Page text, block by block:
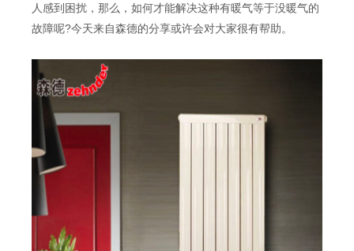
人感到困扰，那么，如何才能解决这种有暖气等于没暖气的
故障呢?今天来自森德的分享或许会对大家很有帮助。